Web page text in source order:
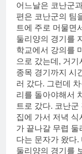
어느날은 코난군
편은 코난군의 팀
트에 주로 머물면
둘리양의 경기를
학교에서 강의를
으로 갔는데, 거
종목 경기까지 시
러 갔다. 그런데
리를 돌아야해서
트로 갔다. 코난
집에 가서 저녁 식
가 끝나갈 무렵
다는 문자가 왔다.
둘리양의 경기를